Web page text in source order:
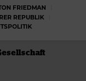
FRIEDMAN
REPUBLIK